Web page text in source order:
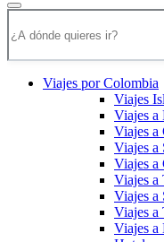
Viajes por Colombia
Viajes
Viajes a
Viajes a
Viajes a
Viajes a
Viajes a
Viajes a
Viajes a
Viajes a